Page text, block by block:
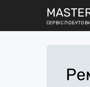
M
СЕРВІС